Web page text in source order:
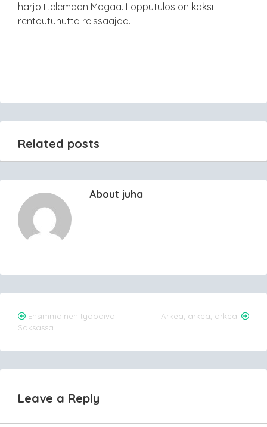
harjoittelemaan Magaa. Lopputulos on kaksi
rentoutunutta reissaajaa.
Related posts
About juha
Post
navigation
Ensimmäinen työpäivä
Saksassa
Arkea, arkea, arkea.
Leave a Reply